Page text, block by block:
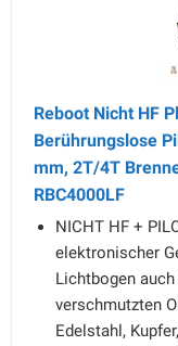
Reboot Nicht HF
Berührungslose
mm, 2T/4T
RBC4000LF
NICHT HF +
elektronischer
Lichtbogen
verschmutzten
Edelstahl,